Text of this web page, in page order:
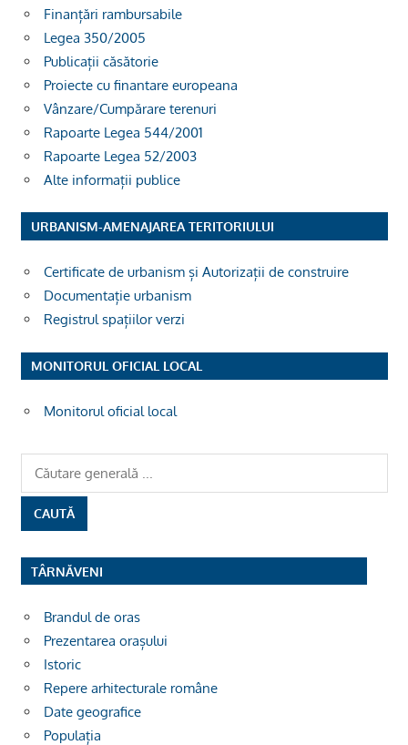
Finanțări rambursabile
Legea 350/2005
Publicații căsătorie
Proiecte cu finantare europeana
Vânzare/Cumpărare terenuri
Rapoarte Legea 544/2001
Rapoarte Legea 52/2003
Alte informații publice
URBANISM-AMENAJAREA TERITORIULUI
Certificate de urbanism și Autorizații de construire
Documentație urbanism
Registrul spațiilor verzi
MONITORUL OFICIAL LOCAL
Monitorul oficial local
TÂRNĂVENI
Brandul de oras
Prezentarea orașului
Istoric
Repere arhitecturale române
Date geografice
Populația